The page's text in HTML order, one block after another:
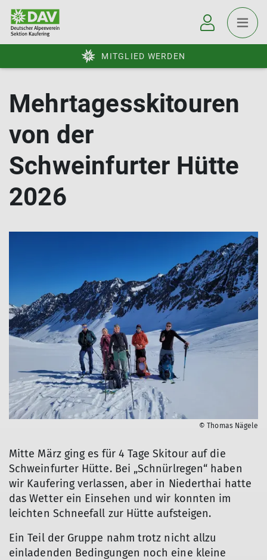
MITGLIED WERDEN
Mehrtagesskitouren
von der
Schweinfurter Hütte
2026
© Thomas Nägele
Mitte März ging es für 4 Tage Skitour auf die
Schweinfurter Hütte. Bei „Schnürlregen“ haben
wir Kaufering verlassen, aber in Niederthai hatte
das Wetter ein Einsehen und wir konnten im
leichten Schneefall zur Hütte aufsteigen.
Ein Teil der Gruppe nahm trotz nicht allzu
einladenden Bedingungen noch eine kleine